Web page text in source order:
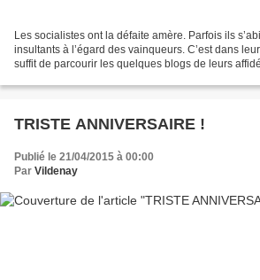
Les socialistes ont la défaite amère. Parfois ils
insultants à l’égard des vainqueurs. C’est dans
suffit de parcourir les quelques blogs de leurs
TRISTE ANNIVERSAIRE !
Publié le 21/04/2015 à 00:00
Par Vildenay